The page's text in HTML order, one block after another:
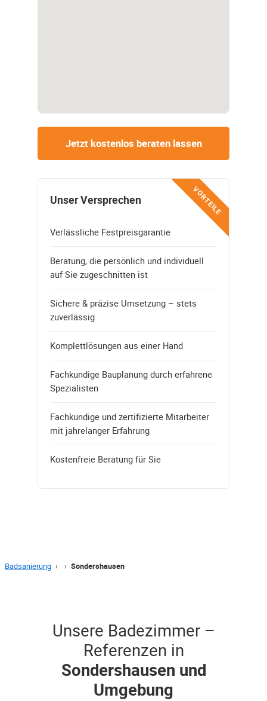
Jetzt kostenlos beraten lassen
VORTEILE
Unser Versprechen
Verlässliche Festpreisgarantie
Beratung, die persönlich und individuell
auf Sie zugeschnitten ist
Sichere & präzise Umsetzung – stets
zuverlässig
Komplettlösungen aus einer Hand
Fachkundige Bauplanung durch erfahrene
Spezialisten
Fachkundige und zertifizierte Mitarbeiter
mit jahrelanger Erfahrung
Kostenfreie Beratung für Sie
Badsanierung › › Sondershausen
Unsere Badezimmer –
Referenzen in
Sondershausen und
Umgebung